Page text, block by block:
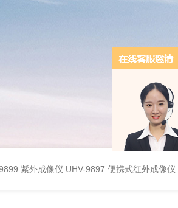
紫外成像仪 UHV-9897 便携式红外成像仪